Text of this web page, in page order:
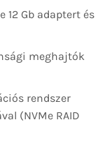
12 Gb adaptert és
meghajtók
rendszer
(NVMe RAID